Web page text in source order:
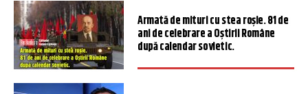
Armată de mituri cu stea roșie. 81 de
ani de celebrare a Oștirii Române
după calendar sovietic.